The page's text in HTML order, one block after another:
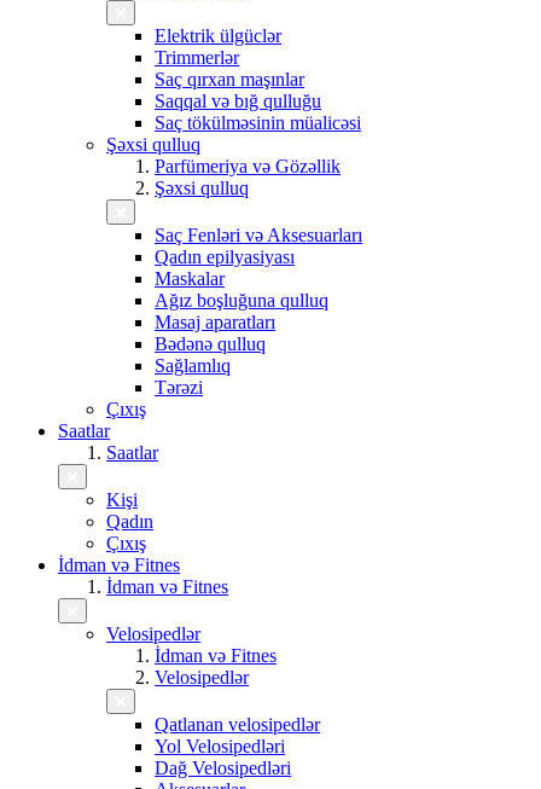
Elektrik ülgüclər
Trimmerlər
Saç qırxan maşınlar
Saqqal və bığ qulluğu
Saç tökülməsinin müalicəsi
Şəxsi qulluq
Parfümeriya və Gözəllik
Şəxsi qulluq
Saç Fenləri və Aksesuarları
Qadın epilyasiyası
Maskalar
Ağız boşluğuna qulluq
Masaj aparatları
Bədənə qulluq
Sağlamlıq
Tərəzi
Çıxış
Saatlar
Saatlar
Kişi
Qadın
Çıxış
İdman və Fitnes
İdman və Fitnes
Velosipedlər
İdman və Fitnes
Velosipedlər
Qatlanan velosipedlər
Yol Velosipedləri
Dağ Velosipedləri